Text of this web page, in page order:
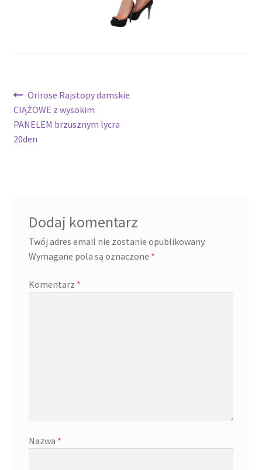
Nawigacja
wpisu
Poprzedni
wpis:
Orirose Rajstopy damskie
CIĄŻOWE z wysokim
PANELEM brzusznym lycra
20den
Dodaj komentarz
Twój adres email nie zostanie opublikowany.
Wymagane pola są oznaczone *
Komentarz *
Nazwa *